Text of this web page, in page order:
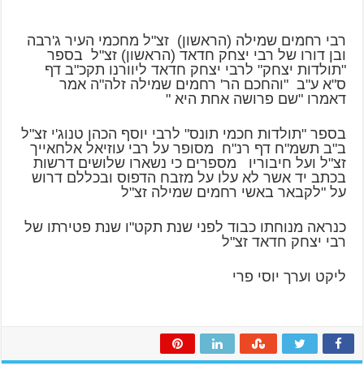
רבי רחמים שמילה (הראשון) זצ"ל מחכמי העיר ג'רבה
ובן דורו של רבי יצחק חדאד (הראשון) זצ"ל בספר
"תולדות יצחק" לרבי יצחק חדאד ליוורנו תקכ"ב דף
ס"א ע"ב "והחכם הר' רחמים שמילה זלה"ה אמר
דאמרו "שם פרושה אחת היא "
בספר "תולדות חכמי תונס" לרבי יוסף הכהן טנוג'י זצ"ל
ב"ב תשמ"ח דף רנ"ח מסופר על רבי עוזיאל אלחאייך
זצ"ל ועל חיבוריו מספרים כי נשארו שלושים דרשות
בכתב יד אשר לא עלו על מזבח הדפוס ובכללם דרוש
על "לקבאר באשי רחמים שמילה זצ"ל
כנראה מנוחתו כבוד לפני שנת תקט"ו שנת פטירתו של
רבי יצחק חדאד זצ"ל
ליקט וערך יוסי פרי